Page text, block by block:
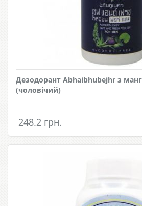
Дезодорант Abhaibhubejhr з
(чоловічий)
248.2 грн.